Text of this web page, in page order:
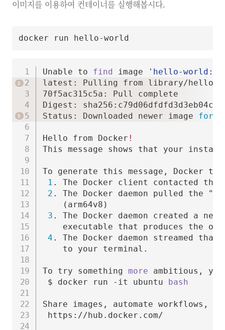
이미지를 이용하여 컨테이너를 실행해봅시다.
Unable to find image
'hello-
latest: Pulling from library/hello-
70f5ac315c5a: Pull complete
Digest:
Status: Downloaded newer image for
Hello from Docker !
This message shows that your
To generate this message, Docker
1 . The Docker client contacted the
2 . The Docker daemon pulled the
( arm64v8 )
3 . The Docker daemon created a
executable that produces the
4 . The Docker daemon streamed
    to your terminal.
To try something more ambitious,
$ docker run -it ubuntu bash
Share images, automate workflows,
https://hub.docker.com/